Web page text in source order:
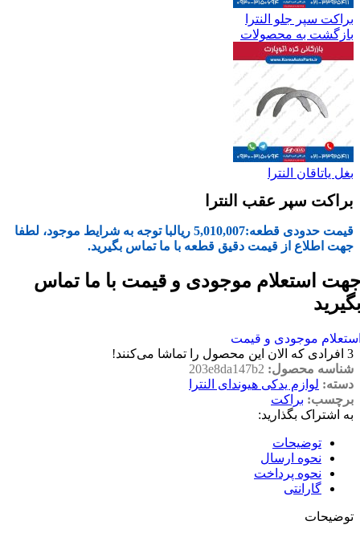
براکت سپر جلو النترا
بازگشت به محصولات
بغل یاتاقان النترا
براکت سپر عقب النترا
قیمت حدودی قطعه:5,010,007 ریالبا توجه به شرایط موجود، لطفا
جهت اطلاع از قیمت دقیق قطعه با ما تماس بگیرید.
استعلام موجودی و قیمت با ما تماس
موجودی و قیمت
3 افرادی که الان این محصول را تماشا می‌کنند!
شناسه محصول: 203e8da147b2
دسته: لوازم یدکی هیوندای النترا
برچسب: براکت
به اشتراک بگذارید:
توضیحات
نحوه ارسال
نحوه پرداخت
گارانتی
توضیحات